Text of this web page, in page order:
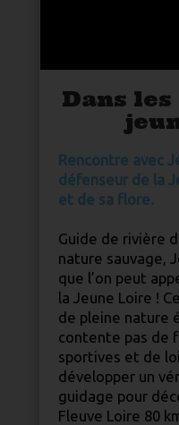
Dans
Rencontre avec
défenseur de la
et de sa flore.
Guide de rivière
nature sauvage,
que l’on peut
la Jeune Loire !
de pleine nature
contente pas de
sportives et de
développer un
guidage pour
Fleuve Loire 80